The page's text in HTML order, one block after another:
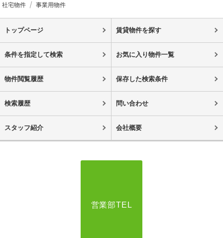
社宅物件 事業用物件
トップページ 賃貸物件を探す
条件を指定して検索 お気に入り物件一覧
物件閲覧履歴 保存した検索条件
検索履歴 問い合わせ
スタッフ紹介 会社概要
営業部TEL